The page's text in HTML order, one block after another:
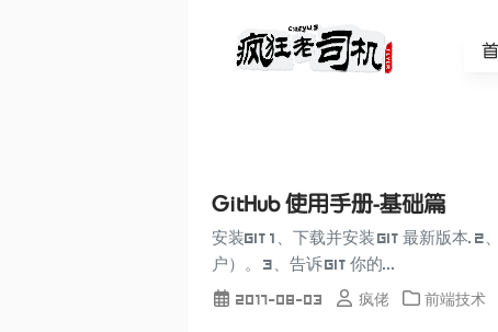
GitHub 使用手册-基础篇
安装Git 1、下载并安装 Git 最新版本.
户）。 3、告诉 Git 你的...
2017-08-03 疯佬 前端技术